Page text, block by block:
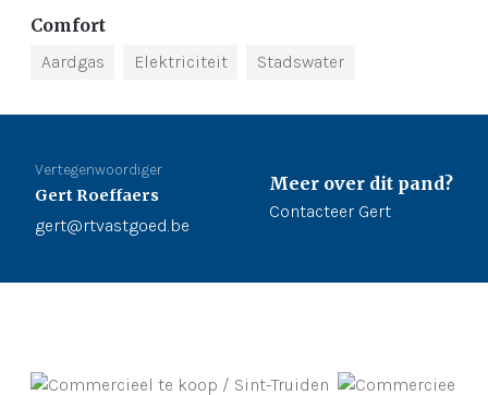
Comfort
Aardgas Elektriciteit Stadswater
Vertegenwoordiger
Gert Roeffaers
gert@rtvastgoed.be
Meer over dit pand?
Contacteer Gert